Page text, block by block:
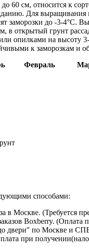
60 см, относится к
Для
заморозки до -3-4°C.
в открытый грунт
опилками на высоту
к заморозкам и
Февраль
способами:
в Москве. (Требуется
Boxberry. (Оплата
двери" по Москве и
при